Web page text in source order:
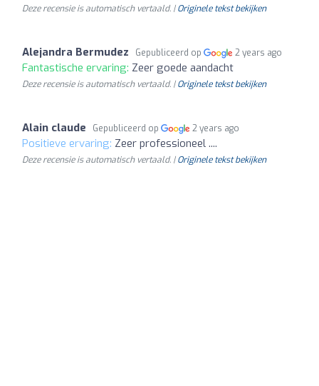
Deze recensie is automatisch vertaald. |Originele tekst bekijken
Alejandra Bermudez Gepubliceerd op 2 years ago
Fantastische ervaring: Zeer goede aandacht
Deze recensie is automatisch vertaald. |Originele tekst bekijken
Alain claude Gepubliceerd op 2 years ago
Positieve ervaring: Zeer professioneel ....
Deze recensie is automatisch vertaald. |Originele tekst bekijken